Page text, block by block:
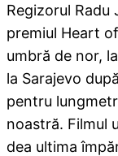
Regizorul Radu
premiul Heart
umbră de nor,
la Sarajevo
pentru
noastră. Filmul
dea ultima